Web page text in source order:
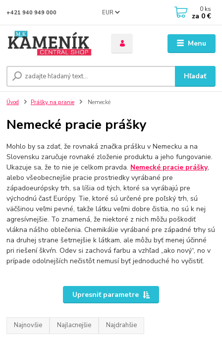
Menu
EUR
Hľadať
+421 940 949 000 0 ks
za 0 €
Úvod Prášky na pranie Nemecké
Nemecké pracie prášky
Mohlo by sa zdať, že rovnaká značka prášku v Nemecku a na
Slovensku zaručuje rovnaké zloženie produktu a jeho fungovanie.
Ukazuje sa, že to nie je celkom pravda. Nemecké pracie prášky,
alebo všeobecnejšie pracie prostriedky vyrábané pre
západoeurópsky trh, sa líšia od tých, ktoré sa vyrábajú pre
východnú časť Európy. Tie, ktoré sú určené pre poľský trh, sú
väčšinou veľmi pevné, takže látku veľmi dobre čistia, no sú k nej
agresívnejšie. To znamená, že niektoré z nich môžu poškodiť
vlákna nášho oblečenia. Chemikálie vyrábané pre západné trhy sú
na druhej strane šetrnejšie k látkam, ale môžu byť menej účinné
pri riešení škvŕn. Odev si zachová farbu a vzhľad „ako nový“, no v
prípade odolnejších nečistôt nemusí byť jednoduché ho vyčistiť.
Upresniť parametre
Najnovšie Najlacnejšie Najdrahšie